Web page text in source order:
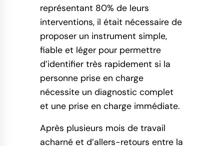
représentant 80% de leurs
interventions, il était nécessaire de
proposer un instrument simple,
fiable et léger pour permettre
d’identifier très rapidement si la
personne prise en charge
nécessite un diagnostic complet
et une prise en charge immédiate.
Après plusieurs mois de travail
acharné et d’allers-retours entre la